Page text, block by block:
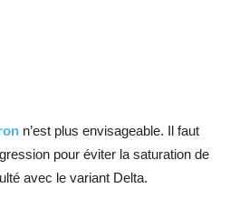
n’est plus envisageable. Il faut
pour éviter la saturation de
avec le variant Delta.